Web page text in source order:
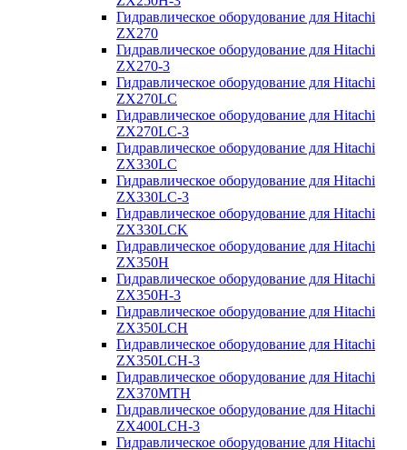
Гидравлическое оборудование для Hitachi
ZX270
Гидравлическое оборудование для Hitachi
ZX270-3
Гидравлическое оборудование для Hitachi
ZX270LC
Гидравлическое оборудование для Hitachi
ZX270LC-3
Гидравлическое оборудование для Hitachi
ZX330LC
Гидравлическое оборудование для Hitachi
ZX330LC-3
Гидравлическое оборудование для Hitachi
ZX330LCK
Гидравлическое оборудование для Hitachi
ZX350H
Гидравлическое оборудование для Hitachi
ZX350H-3
Гидравлическое оборудование для Hitachi
ZX350LCH
Гидравлическое оборудование для Hitachi
ZX350LCH-3
Гидравлическое оборудование для Hitachi
ZX370MTH
Гидравлическое оборудование для Hitachi
ZX400LCH-3
Гидравлическое оборудование для Hitachi